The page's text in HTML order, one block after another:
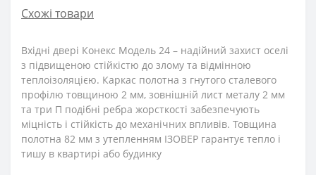
Схожі товари
Вхідні двері Конекс Модель 24 – надійний захист оселі
з підвищеною стійкістю до злому та відмінною
теплоізоляцією. Каркас полотна з гнутого сталевого
профілю товщиною 2 мм, зовнішній лист металу 2 мм
та три П подібні ребра жорсткості забезпечують
міцність і стійкість до механічних впливів. Товщина
полотна 82 мм з утепленням ІЗОВЕР гарантує тепло і
тишу в квартирі або будинку